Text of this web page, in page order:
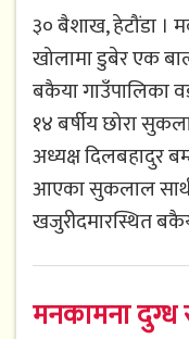
३० बैशाख, हेटौंडा ।
खोलामा डुबेर एक
बकैया गाउँपालिका
१४ बर्षीय छोरा
अध्यक्ष दिलबहादुर
आएका सुकलाल
खजुरीदमारस्थित
मनकामना